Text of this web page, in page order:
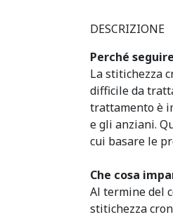
DESCRIZIONE
Perché
La stitichezza
difficile da
trattamento è
e gli anziani.
cui basare le
Che cosa
Al termine del
stitichezza